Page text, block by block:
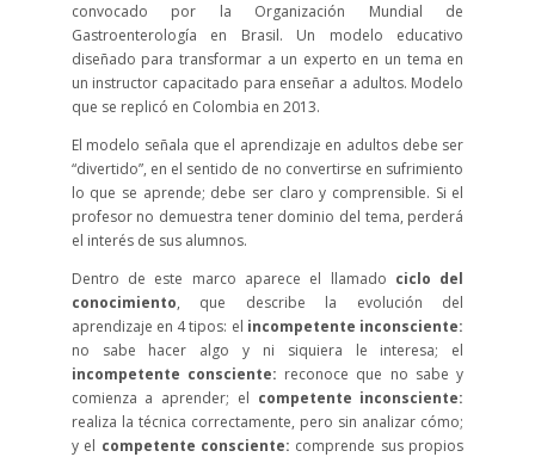
convocado por la Organización Mundial de
Gastroenterología en Brasil. Un modelo educativo
diseñado para transformar a un experto en un tema en
un instructor capacitado para enseñar a adultos. Modelo
que se replicó en Colombia en 2013.
El modelo señala que el aprendizaje en adultos debe ser
“divertido”, en el sentido de no convertirse en sufrimiento
lo que se aprende; debe ser claro y comprensible. Si el
profesor no demuestra tener dominio del tema, perderá
el interés de sus alumnos.
Dentro de este marco aparece el llamado ciclo del
conocimiento, que describe la evolución del
aprendizaje en 4 tipos: el incompetente inconsciente:
no sabe hacer algo y ni siquiera le interesa; el
incompetente consciente: reconoce que no sabe y
comienza a aprender; el competente inconsciente:
realiza la técnica correctamente, pero sin analizar cómo;
y el competente consciente: comprende sus propios